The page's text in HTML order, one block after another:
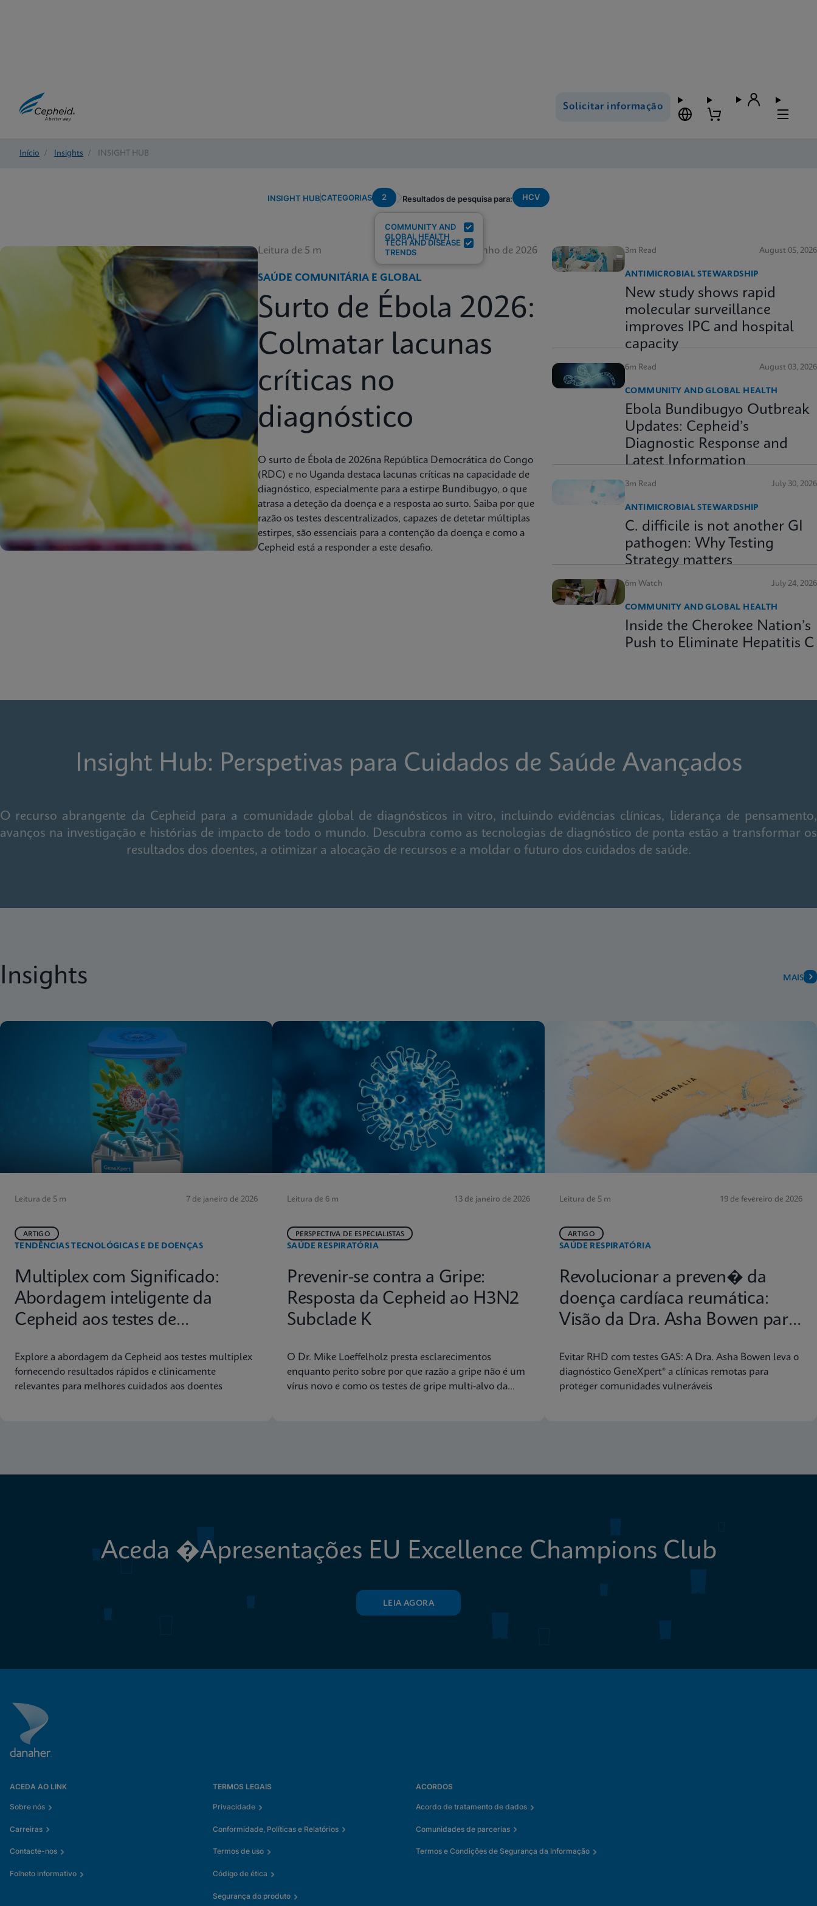
Solicitar informação
Início / Insights / INSIGHT HUB
INSIGHT HUBCATEGORIAS 2
COMMUNITY AND
GLOBAL HEALTH
TECH AND DISEASE
TRENDS
Resultados de pesquisa para: HCV
Leitura de 5 m 12 de junho de 2026
SAÚDE COMUNITÁRIA E GLOBAL
Surto de Ébola 2026:
Colmatar lacunas
críticas no
diagnóstico
O surto de Ébola de 2026na República Democrática do Congo
(RDC) e no Uganda destaca lacunas críticas na capacidade de
diagnóstico, especialmente para a estirpe Bundibugyo, o que
atrasa a deteção da doença e a resposta ao surto. Saiba por que
razão os testes descentralizados, capazes de detetar múltiplas
estirpes, são essenciais para a contenção da doença e como a
Cepheid está a responder a este desafio.
3m Read August 05, 2026
ANTIMICROBIAL STEWARDSHIP
New study shows rapid
molecular surveillance
improves IPC and hospital
capacity
6m Read August 03, 2026
COMMUNITY AND GLOBAL HEALTH
Ebola Bundibugyo Outbreak
Updates: Cepheid’s
Diagnostic Response and
Latest Information
3m Read July 30, 2026
ANTIMICROBIAL STEWARDSHIP
C. difficile is not another GI
pathogen: Why Testing
Strategy matters
6m Watch July 24, 2026
COMMUNITY AND GLOBAL HEALTH
Inside the Cherokee Nation’s
Push to Eliminate Hepatitis C
Insight Hub: Perspetivas para Cuidados de Saúde Avançados
O recurso abrangente da Cepheid para a comunidade global de diagnósticos in vitro, incluindo evidências clínicas, liderança de pensamento,
avanços na investigação e histórias de impacto de todo o mundo. Descubra como as tecnologias de diagnóstico de ponta estão a transformar os
resultados dos doentes, a otimizar a alocação de recursos e a moldar o futuro dos cuidados de saúde.
Insights MAIS
Leitura de 5 m 7 de janeiro de 2026
TENDÊNCIAS TECNOLÓGICAS E DE DOENÇAS
ARTIGO
Multiplex com Significado:
Abordagem inteligente da
Cepheid aos testes de
Explore a abordagem da Cepheid aos testes multiplex
fornecendo resultados rápidos e clinicamente
relevantes para melhores cuidados aos doentes
Leitura de 6 m 13 de janeiro de 2026
SAÚDE RESPIRATÓRIA
PERSPECTIVA DE ESPECIALISTAS
Prevenir-se contra a Gripe:
Resposta da Cepheid ao H3N2
Subclade K
O Dr. Mike Loeffelholz presta esclarecimentos
enquanto perito sobre por que razão a gripe não é um
vírus novo e como os testes de gripe multi-alvo da
Leitura de 5 m 19 de fevereiro de 2026
SAÚDE RESPIRATÓRIA
ARTIGO
Revolucionar a preven� da
doença cardíaca reumática:
Visão da Dra. Asha Bowen para
diagnóstico
Evitar RHD com testes GAS: A Dra. Asha Bowen leva o
diagnóstico GeneXpert® a clínicas remotas para
proteger comunidades vulneráveis
Aceda �Apresentações EU Excellence Champions Club
LEIA AGORA
ACEDA AO LINK
Sobre nós
Carreiras
Contacte-nos
Folheto informativo
TERMOS LEGAIS
Privacidade
Conformidade, Políticas e Relatórios
Termos de uso
Código de ética
Segurança do produto
ACORDOS
Acordo de tratamento de dados
Comunidades de parcerias
Termos e Condições de Segurança da Informação